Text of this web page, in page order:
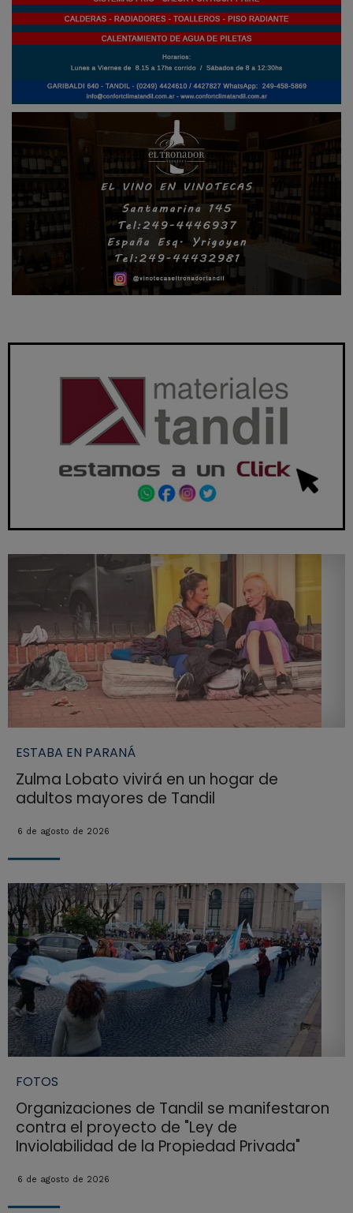
ESTABA EN PARANÁ
Zulma Lobato vivirá en un hogar de
adultos mayores de Tandil
6 de agosto de 2026
FOTOS
Organizaciones de Tandil se manifestaron
contra el proyecto de "Ley de
Inviolabilidad de la Propiedad Privada"
6 de agosto de 2026